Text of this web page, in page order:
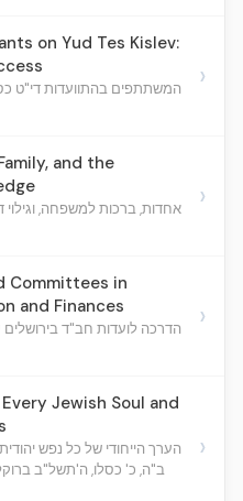
on Yud Tes Kislev:
המשתתפים בהתוועדות די"ט
›
and the
אחדות, ברכות למשפחה, וגילוי
›
Committees in
and Finances
הדרכה לועדות חב"ד בירושלים
›
Jewish Soul and
הערך הייחודי של כל נפש
ב"ה, כ' כסלו, ה'תשל"ב
›